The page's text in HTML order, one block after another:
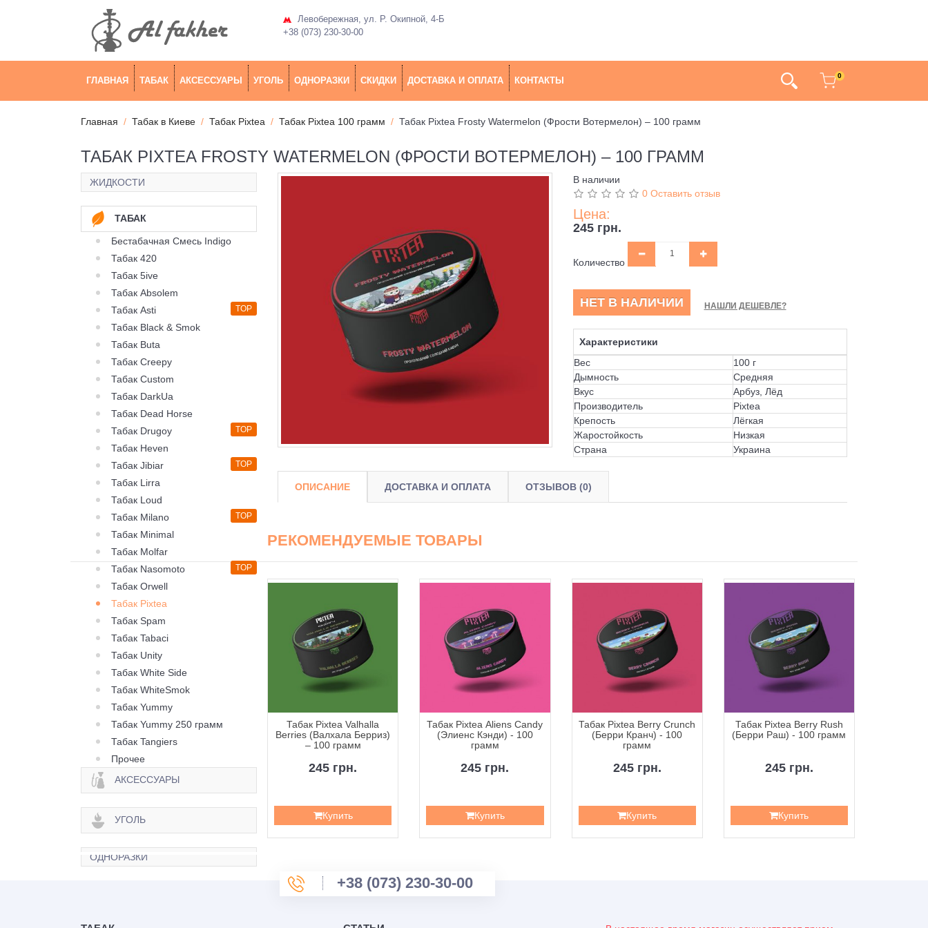
Левобережная, ул. Р. Окипной, 4-Б
+38 (073) 230-30-00
ГЛАВНАЯ ТАБАК АКСЕССУАРЫ УГОЛЬ ОДНОРАЗКИ СКИДКИ ДОСТАВКА И ОПЛАТА КОНТАКТЫ 0
Главная Табак в Киеве Табак Pixtea Табак Pixtea 100 грамм Табак Pixtea Frosty Watermelon (Фрости Вотермелон) – 100 грамм
ТАБАК PIXTEA FROSTY WATERMELON (ФРОСТИ ВОТЕРМЕЛОН) – 100 ГРАММ
ЖИДКОСТИ
ТАБАК
Бестабачная Смесь Indigo
Табак 420
Табак 5ive
Табак Absolem
Табак Asti
TOP
Табак Black & Smok
Табак Buta
Табак Creepy
Табак Custom
Табак DarkUa
Табак Dead Horse
Табак Drugoy
TOP
Табак Heven
Табак Jibiar
TOP
Табак Lirra
Табак Loud
Табак Milano
TOP
Табак Minimal
Табак Molfar
Табак Nasomoto
TOP
Табак Orwell
Табак Pixtea
Табак Spam
Табак Tabaci
Табак Unity
Табак White Side
Табак WhiteSmok
Табак Yummy
Табак Yummy 250 грамм
Табак Tangiers
Прочее
АКСЕССУАРЫ
УГОЛЬ
ОДНОРАЗКИ
В наличии
0 Оставить отзыв
Цена:
245 грн.
Количество
НЕТ В НАЛИЧИИ НАШЛИ ДЕШЕВЛЕ?
Характеристики
Вес
100 г
Дымность
Средняя
Вкус
Арбуз, Лёд
Производитель
Pixtea
Крепость
Лёгкая
Жаростойкость
Низкая
Страна
Украина
ОПИСАНИЕ ДОСТАВКА И ОПЛАТА ОТЗЫВОВ (0)
РЕКОМЕНДУЕМЫЕ ТОВАРЫ
Табак Pixtea Tropical
- 100 грамм
245 грн.
Табак Pixtea Valhalla
Berries (Валхала Берриз)
– 100 грамм
245 грн.
Купить
Табак Pixtea Aliens Candy
(Элиенс Кэнди) - 100
грамм
245 грн.
Купить
Табак Pixtea Berry Crunch
(Берри Кранч) - 100
грамм
245 грн.
Купить
Табак Pixtea Berry Rush
(Берри Раш) - 100 грамм
245 грн.
Купить
+38 (073) 230-30-00